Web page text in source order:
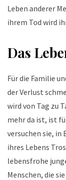
Leben anderer
ihrem Tod wird
Das
Für die Familie
der Verlust
wird von Tag zu
mehr da ist, ist
versuchen sie, in
ihres Lebens
lebensfrohe
Menschen, die